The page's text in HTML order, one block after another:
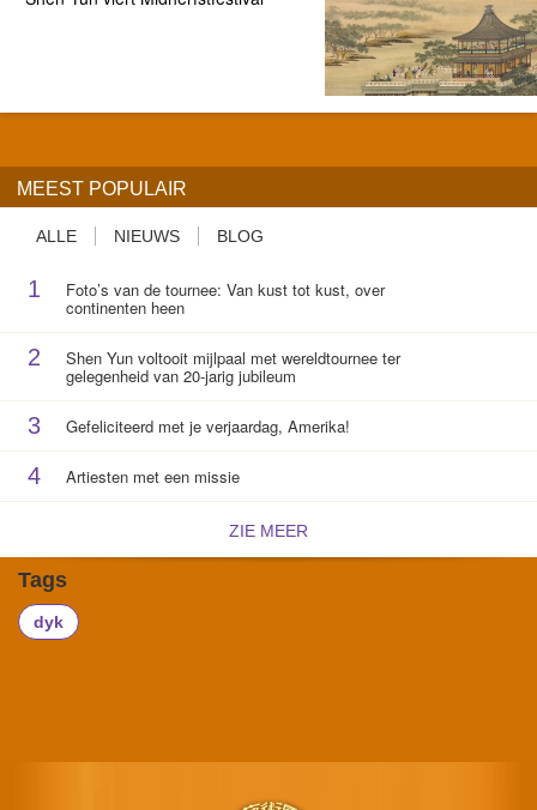
MEEST POPULAIR
ALLE NIEUWS BLOG
1 Foto’s van de tournee: Van kust tot kust, over
continenten heen
2 Shen Yun voltooit mijlpaal met wereldtournee ter
gelegenheid van 20-jarig jubileum
3 Gefeliciteerd met je verjaardag, Amerika!
4 Artiesten met een missie
ZIE MEER
Tags
dyk